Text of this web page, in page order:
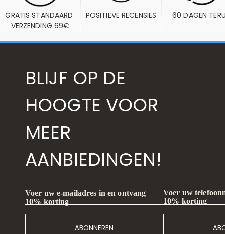
GRATIS STANDAARD
VERZENDING 69€
POSITIEVE RECENSIES 60 DAGEN
BLIJF OP DE
HOOGTE VOOR
MEER
AANBIEDINGEN!
Voer uw e-mailadres in en ontvang
10% korting
ABONNEREN
Voer uw
10% korting